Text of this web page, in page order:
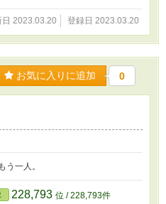
日 2023.03.20 登録日 2023.03.20
お気に入りに追加 0
う一人。
228,793 位 / 228,793件